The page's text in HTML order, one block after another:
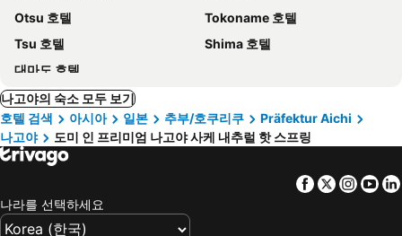
Otsu 호텔
Tokoname 호텔
Tsu 호텔
Shima 호텔
대마도 호텔
나고야의 숙소 모두 보기
호텔 검색
아시아 일본 추부/호쿠리쿠
Präfektur Aichi
나고야
도미 인 프리미엄 나고야 사케 내추럴 핫 스프링
Facebook
Twitter
나라를 선택하세요